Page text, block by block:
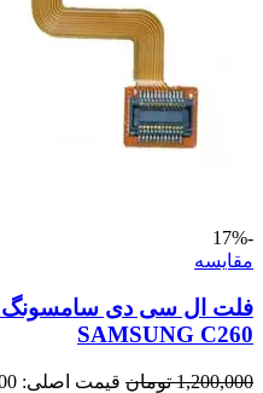
-17%
مقايسه
SAMSUNG C260
1,200,000 تومان